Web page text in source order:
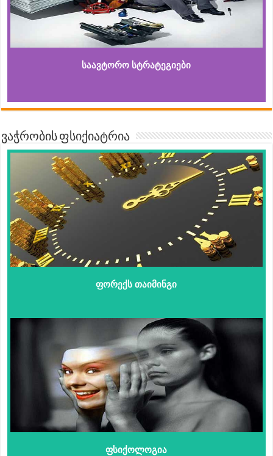
საავტორო სტრატეგიები
ვაჭრობის ფსიქიატრია
ფორექს თაიმინგი
ფსიქოლოგია